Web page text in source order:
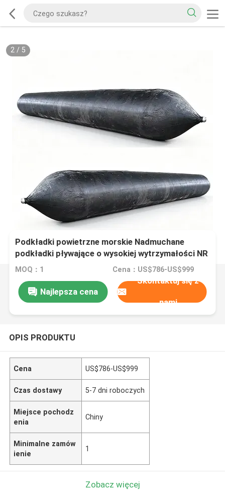
2/ 5
Podkładki powietrzne morskie Nadmuchane
podkładki pływające o wysokiej wytrzymałości NR
Materiał 0,05 - 0,25 MPA Ciśnienie robocze i
MOQ：1 Cena：US$786-US$999
Najlepsza cena
Skontaktuj się z
nami
OPIS PRODUKTU
Cena US$786-US$999
Czas dostawy 5-7 dni roboczych
Miejsce pochodz
enia
Chiny
Minimalne zamów
ienie
1
Zobacz więcej